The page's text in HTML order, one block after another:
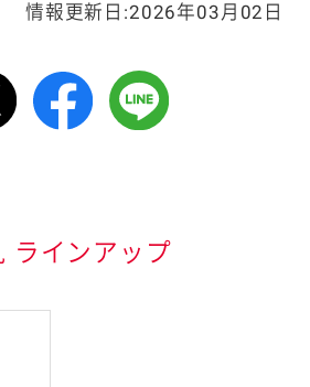
情報更新日:2026年03月02日
も
ラインアップ